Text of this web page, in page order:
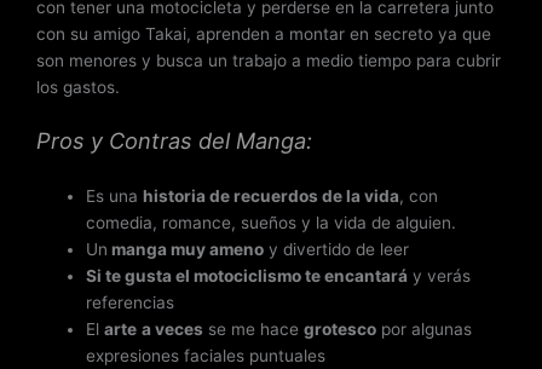
5
con tener una motocicleta y perderse en la carretera junto
con su amigo Takai, aprenden a montar en secreto ya que
son menores y busca un trabajo a medio tiempo para cubrir
los gastos.
Pros y Contras del Manga:
Es unahistoria de recuerdos de la vida, con
comedia, romance, sueños y la vida de alguien.
Un manga muy ameno y divertido de leer
Si te gusta el motociclismo te encantará y verás
referencias
Elarte a veces se me hacegrotesco por algunas
expresiones faciales puntuales